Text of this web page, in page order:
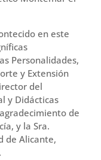
en este
Personalidades,
y Extensión
del
y Didácticas
de
y la Sra.
de Alicante,